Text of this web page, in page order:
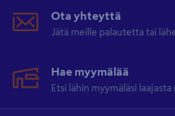
Ota yhteyttä
Jätä meille palautetta tai
Hae myymälää
Etsi lähin myymäläsi